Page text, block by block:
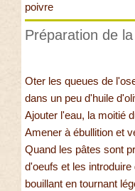
poivre
Préparation de
Oter les queues de
dans un peu d'huile
Ajouter l'eau, la moitié
Amener à ébullition et
Quand les pâtes sont
d'oeufs et les
bouillant en tournant